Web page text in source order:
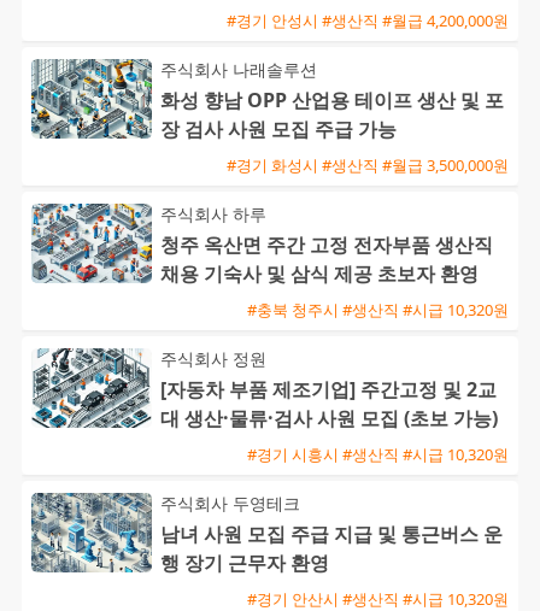
#경기 안성시 #생산직 #월급 4,200,000원
주식회사 나래솔루션
화성 향남 OPP 산업용 테이프 생산 및 포
장 검사 사원 모집 주급 가능
#경기 화성시 #생산직 #월급 3,500,000원
주식회사 하루
청주 옥산면 주간 고정 전자부품 생산직
채용 기숙사 및 삼식 제공 초보자 환영
#충북 청주시 #생산직 #시급 10,320원
주식회사 정원
[자동차 부품 제조기업] 주간고정 및 2교
대 생산·물류·검사 사원 모집 (초보 가능)
#경기 시흥시 #생산직 #시급 10,320원
주식회사 두영테크
남녀 사원 모집 주급 지급 및 통근버스 운
행 장기 근무자 환영
#경기 안산시 #생산직 #시급 10,320원